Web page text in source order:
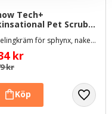
Tech+
Pet Scrub
Peelingkräm för sphynx, nakenhundar och hundar med problemhud
kr
kr